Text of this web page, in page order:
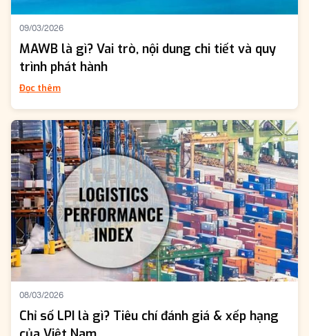
09/03/2026
MAWB là gì? Vai trò, nội dung chi tiết và quy
trình phát hành
Đọc thêm
08/03/2026
Chỉ số LPI là gì? Tiêu chí đánh giá & xếp hạng